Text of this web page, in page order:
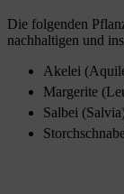
Die folgenden
nachhaltigen und
Akelei
Margerite
Salbei